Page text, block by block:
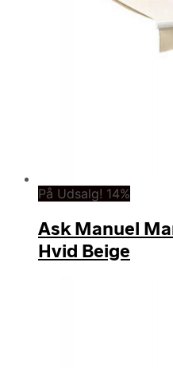
På Udsalg! 14%
Ask Manuel
Hvid Beige